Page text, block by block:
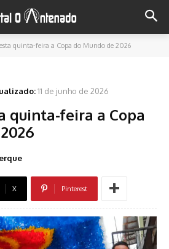
quinta-feira a Copa do Mundo de 2026
11 de junho de 2026
quinta-feira a Copa
X Pinterest